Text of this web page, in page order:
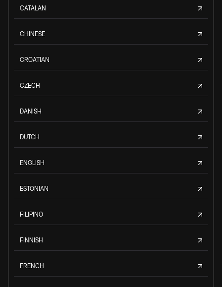
CATALAN
CHINESE
CROATIAN
CZECH
DANISH
DUTCH
ENGLISH
ESTONIAN
FILIPINO
FINNISH
FRENCH